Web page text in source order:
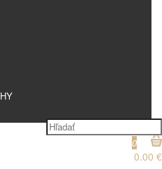
0
0.00 €